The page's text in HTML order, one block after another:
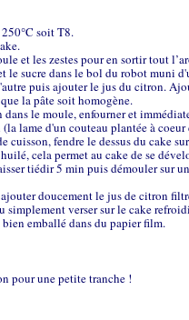
soit T8.
et les zestes pour en sortir tout
le sucre dans le bol du robot muni
puis ajouter le jus du citron.
la pâte soit homogène.
dans le moule, enfourner et
lame d'un couteau plantée à
cuisson, fendre le dessus du cake
cela permet au cake de se
tiédir 5 min puis démouler sur
doucement le jus de citron
simplement verser sur le cake
bien emballé dans du papier film.
pour une petite tranche !